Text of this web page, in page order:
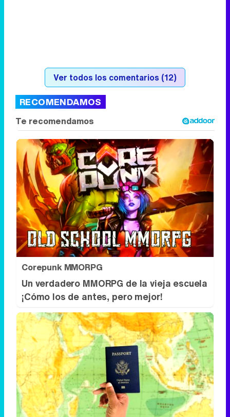
Ver todos los comentarios (12)
RECOMENDAMOS
Corepunk MMORPG
Un verdadero MMORPG de la vieja escuela
¡Cómo los de antes, pero mejor!